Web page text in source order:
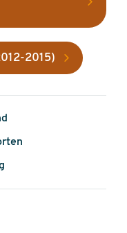
2015)